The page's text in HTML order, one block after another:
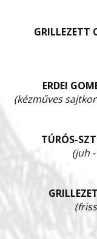
GRILLEZETT
ERDEI
(kézműves
TÚRÓS-
(juh